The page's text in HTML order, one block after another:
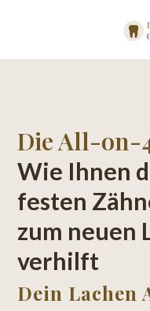
Die All-on-
Wie Ihnen
festen
zum neuen
verhilft
Dein Lachen